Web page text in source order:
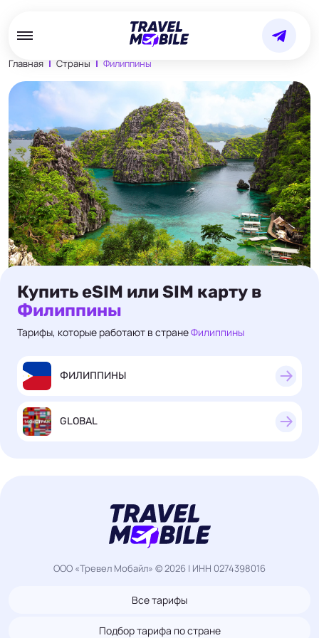
Главная Страны Филиппины
Купить eSIM или SIM карту в
Филиппины
Тарифы, которые работают в странеФилиппины
ФИЛИППИНЫ
GLOBAL
ООО «Тревел Мобайл» © 2026 | ИНН 0274398016
Все тарифы
Подбор тарифа по стране